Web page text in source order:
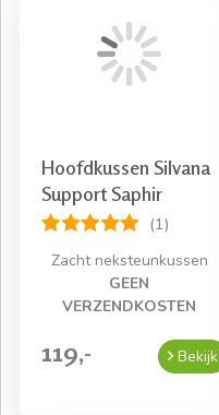
Hoofdkussen Silvana
Support Saphir
(1)
Zacht neksteunkussen
GEEN
VERZENDKOSTEN
119,- Bekijk